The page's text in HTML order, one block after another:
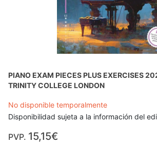
PIANO EXAM PIECES PLUS EXERCISES
TRINITY COLLEGE LONDON
No disponible temporalmente
Disponibilidad sujeta a la información del
PVP. 15,15€